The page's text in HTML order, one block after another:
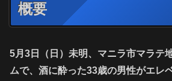
概要
5月3日（日）未明、マニラ市マラテ
ムで、酒に酔った33歳の男性がエレ